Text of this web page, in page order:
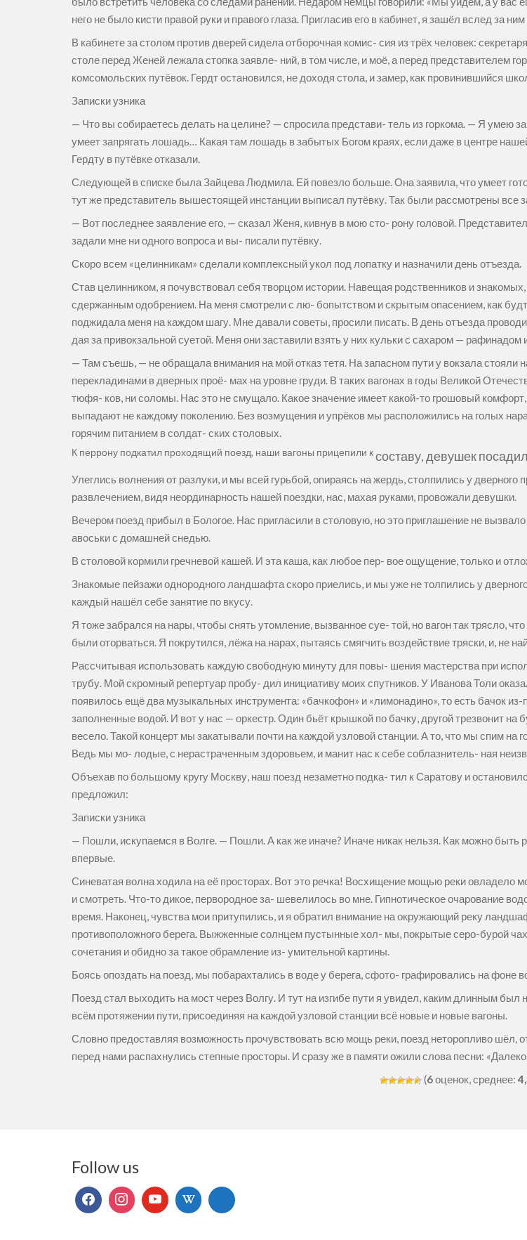
него не было кисти правой руки и правого глаза. Пригласив его в кабинет, я зашёл вслед за ним
В кабинете за столом против дверей сидела отборочная комис- сия из трёх человек:
столе перед Женей лежала стопка заявле- ний, в том числе, и моё, а перед представителем
комсомольских путёвок. Гердт остановился, не доходя стола, и замер, как провинившийся
Записки узника
— Что вы собираетесь делать на целине? — спросила представи- тель из горкома. — Я умею
умеет запрягать лошадь… Какая там лошадь в забытых Богом краях, если даже в центре
Гердту в путёвке отказали.
Следующей в списке была Зайцева Людмила. Ей повезло больше. Она заявила, что умеет
тут же представитель вышестоящей инстанции выписал путёвку. Так были рассмотрены все
— Вот последнее заявление его, — сказал Женя, кивнув в мою сто- рону головой.
задали мне ни одного вопроса и вы- писали путёвку.
Скоро всем «целинникам» сделали комплексный укол под лопатку и назначили день отъезда.
Став целинником, я почувствовал себя творцом истории. Навещая родственников и
сдержанным одобрением. На меня смотрели с лю- бопытством и скрытым опасением, как
поджидала меня на каждом шагу. Мне давали советы, просили писать. В день отъезда
дая за привокзальной суетой. Меня они заставили взять у них кульки с сахаром — рафинадом
— Там съешь, — не обращала внимания на мой отказ тетя. На запасном пути у вокзала
перекладинами в дверных проё- мах на уровне груди. В таких вагонах в годы Великой
тюфя- ков, ни соломы. Нас это не смущало. Какое значение имеет какой-то грошовый
выпадают не каждому поколению. Без возмущения и упрёков мы расположились на голых
горячим питанием в солдат- ских столовых.
К перрону подкатил проходящий поезд, наши вагоны прицепили ксоставу, девушек
Улеглись волнения от разлуки, и мы всей гурьбой, опираясь на жердь, столпились у
развлечением, видя неординарность нашей поездки, нас, махая руками, провожали девушки.
Вечером поезд прибыл в Бологое. Нас пригласили в столовую, но это приглашение не
авоськи с домашней снедью.
В столовой кормили гречневой кашей. И эта каша, как любое пер- вое ощущение, только и
Знакомые пейзажи однородного ландшафта скоро приелись, и мы уже не толпились у
каждый нашёл себе занятие по вкусу.
Я тоже забрался на нары, чтобы снять утомление, вызванное суе- той, но вагон так трясло,
были оторваться. Я покрутился, лёжа на нарах, пытаясь смягчить воздействие тряски, и, не
Рассчитывая использовать каждую свободную минуту для повы- шения мастерства при
трубу. Мой скромный репертуар пробу- дил инициативу моих спутников. У Иванова Толи
появилось ещё два музыкальных инструмента: «бачкофон» и «лимонадино», то есть бачок
заполненные водой. И вот у нас — оркестр. Один бьёт крышкой по бачку, другой трезвонит на
весело. Такой концерт мы закатывали почти на каждой узловой станции. А то, что мы спим на
Ведь мы мо- лодые, с нерастраченным здоровьем, и манит нас к себе соблазнитель- ная
Объехав по большому кругу Москву, наш поезд незаметно подка- тил к Саратову и
предложил:
Записки узника
— Пошли, искупаемся в Волге. — Пошли. А как же иначе? Иначе никак нельзя. Как можно быть
впервые.
Синеватая волна ходила на её просторах. Вот это речка! Восхищение мощью реки
и смотреть. Что-то дикое, первородное за- шевелилось во мне. Гипнотическое очарование
время. Наконец, чувства мои притупились, и я обратил внимание на окружающий реку
противоположного берега. Выжженные солнцем пустынные хол- мы, покрытые серо-бурой
сочетания и обидно за такое обрамление из- умительной картины.
Боясь опоздать на поезд, мы побарахтались в воде у берега, сфото- графировались на фоне
Поезд стал выходить на мост через Волгу. И тут на изгибе пути я увидел, каким длинным
всём протяжении пути, присоединяя на каждой узловой станции всё новые и новые вагоны.
Словно предоставляя возможность прочувствовать всю мощь реки, поезд неторопливо шёл,
перед нами распахнулись степные просторы. И сразу же в памяти ожили слова песни:
(6оценок, среднее:
Follow us